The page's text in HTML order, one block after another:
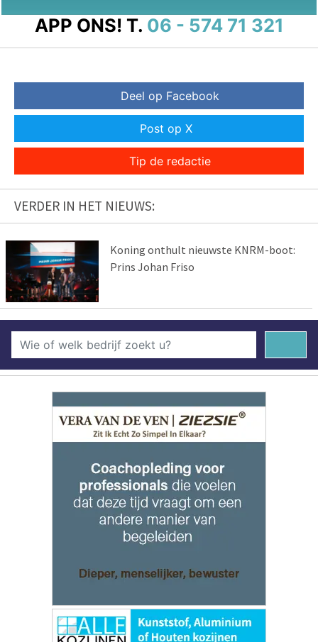
APP ONS! T. 06 - 574 71 321
Deel op Facebook
Post op X
Tip de redactie
VERDER IN HET NIEUWS:
Koning onthult nieuwste KNRM-boot:
Prins Johan Friso